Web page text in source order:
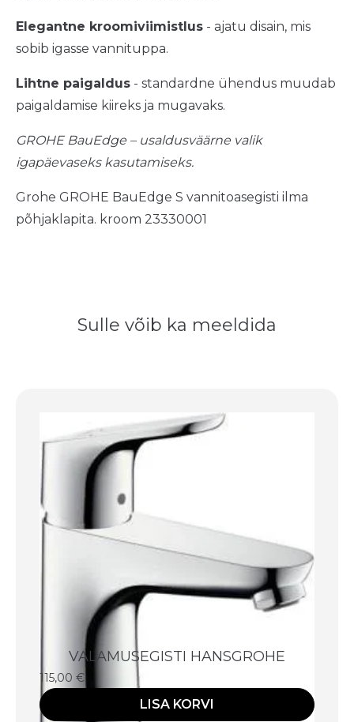
Elegantne kroomiviimistlus - ajatu disain, mis
sobib igasse vannituppa.
Lihtne paigaldus - standardne ühendus muudab
paigaldamise kiireks ja mugavaks.
GROHE BauEdge – usaldusväärne valik
igapäevaseks kasutamiseks.
Grohe GROHE BauEdge S vannitoasegisti ilma
põhjaklapita. kroom 23330001
Sulle võib ka meeldida
VALAMUSEGISTI HANSGROHE
115,00 €
LISA KORVI